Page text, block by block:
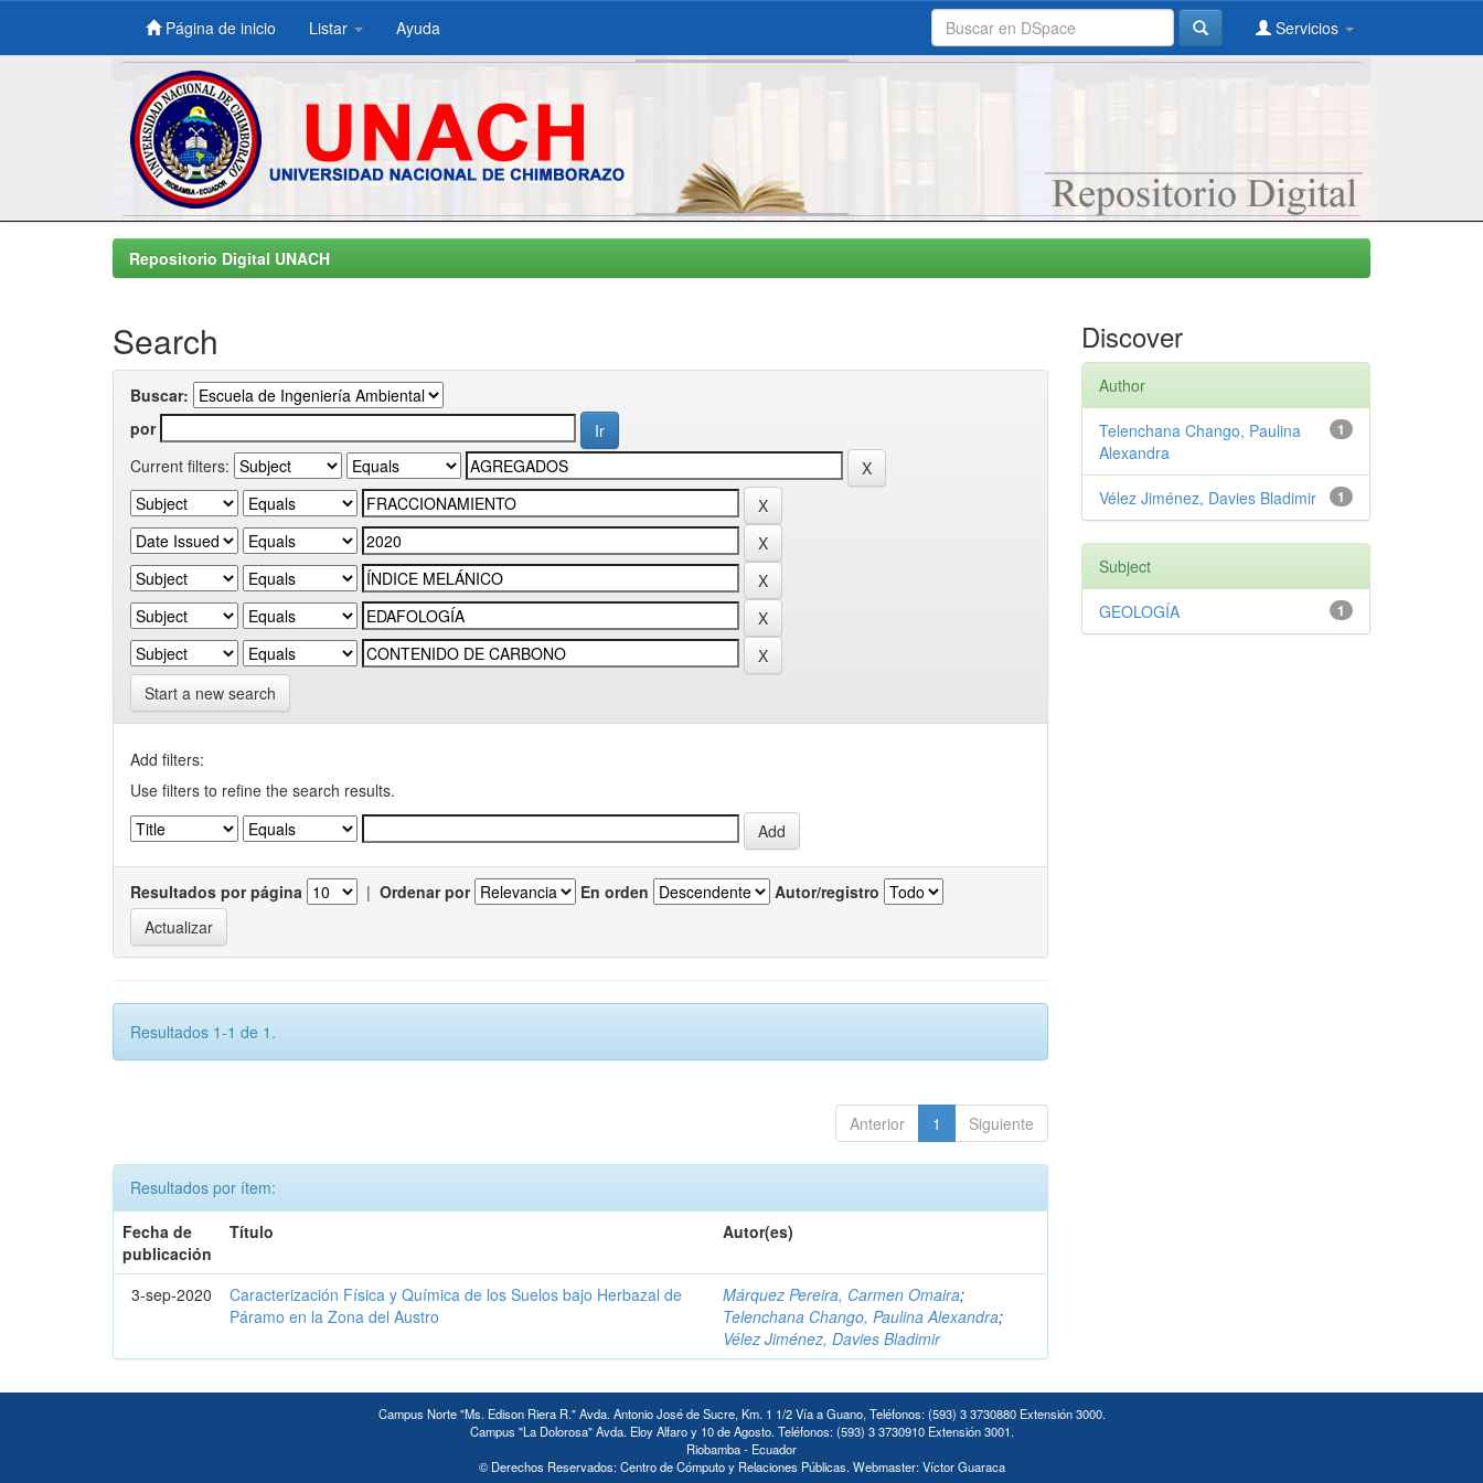
Skip
Página de inicio Listar Ayuda Servicios
Repositorio Digital UNACH
Search
Buscar:
por
Current filters:
Start a new search
Add filters:
Use filters to refine the search results.
Resultados por página | Ordenar por En orden Autor/registro
Resultados 1-1 de 1.
Anterior 1 Siguiente
Resultados por ítem:
Fecha de
publicación
Título Autor(es)
3-sep-2020
Caracterización Física y Química de los Suelos bajo Herbazal de
Páramo en la Zona del Austro
Márquez Pereira, Carmen Omaira;
Telenchana Chango, Paulina Alexandra;
Vélez Jiménez, Davies Bladimir
Discover
Author
1
Telenchana Chango, Paulina
Alexandra
1
Vélez Jiménez, Davies Bladimir
Subject
1
GEOLOGÍA
Campus Norte "Ms. Edison Riera R." Avda. Antonio José de Sucre, Km. 1 1/2 Vía a Guano, Teléfonos: (593) 3 3730880 Extensión 3000.
Campus "La Dolorosa" Avda. Eloy Alfaro y 10 de Agosto. Teléfonos: (593) 3 3730910 Extensión 3001.
Riobamba - Ecuador
© Derechos Reservados: Centro de Cómputo y Relaciones Públicas. Webmaster: Víctor Guaraca